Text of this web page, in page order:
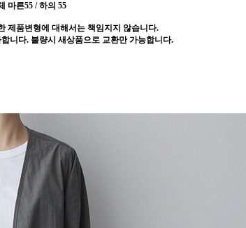
마른55 / 하의 55
제품변형에 대해서는 책임지지 않습니다.
니다. 불량시 새상품으로 교환만 가능합니다.